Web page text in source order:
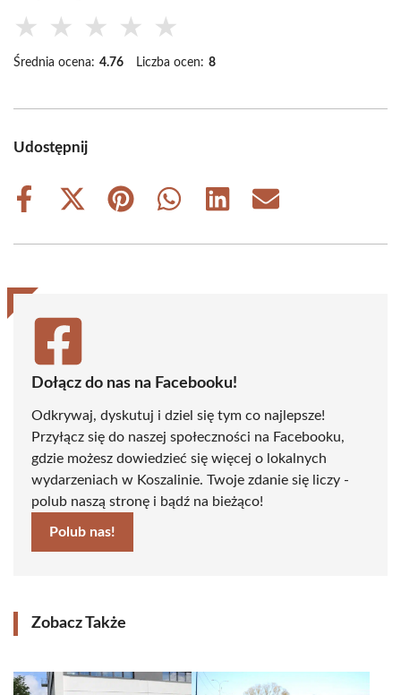
★ ★ ★ ★ ★
Średnia ocena: 4.76 Liczba ocen: 8
Udostępnij
Share
Share
(Twitter)
Share
Share
Share
Share
Dołącz do nas na Facebooku!
Odkrywaj, dyskutuj i dziel się tym co najlepsze!
Przyłącz się do naszej społeczności na Facebooku,
gdzie możesz dowiedzieć się więcej o lokalnych
wydarzeniach w Koszalinie. Twoje zdanie się liczy -
polub naszą stronę i bądź na bieżąco!
Polub nas!
Zobacz Także